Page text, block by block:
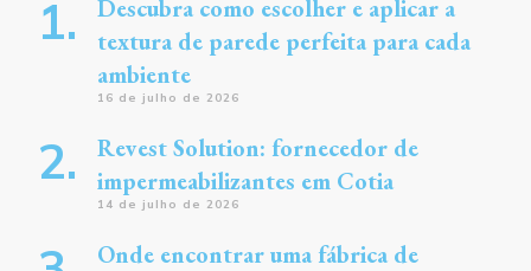
Descubra como escolher e aplicar a
textura de parede perfeita para cada
ambiente
16 de julho de 2026
Revest Solution: fornecedor de
impermeabilizantes em Cotia
14 de julho de 2026
Onde encontrar uma fábrica de